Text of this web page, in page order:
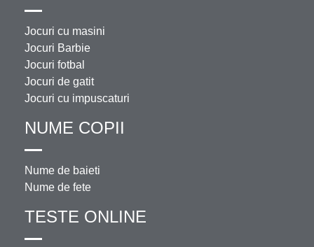
Jocuri cu masini
Jocuri Barbie
Jocuri fotbal
Jocuri de gatit
Jocuri cu impuscaturi
NUME COPII
Nume de baieti
Nume de fete
TESTE ONLINE